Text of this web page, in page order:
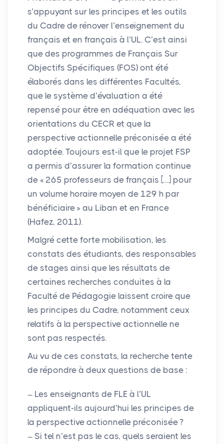
s’appuyant sur les principes et les outils
du Cadre de rénover l’enseignement du
français et en français à l’UL. C’est ainsi
que des programmes de Français Sur
Objectifs Spécifiques (FOS) ont été
élaborés dans les différentes Facultés,
que le système d’évaluation a été
repensé pour être en adéquation avec les
orientations du CECR et que la
perspective actionnelle préconisée a été
adoptée. Toujours est-il que le projet FSP
a permis d’assurer la formation continue
de « 265 professeurs de français […] pour
un volume horaire moyen de 129 h par
bénéficiaire » au Liban et en France
(Hafez, 2011).
Malgré cette forte mobilisation, les
constats des étudiants, des responsables
de stages ainsi que les résultats de
certaines recherches conduites à la
Faculté de Pédagogie laissent croire que
les principes du Cadre, notamment ceux
relatifs à la perspective actionnelle ne
sont pas respectés.
Au vu de ces constats, la recherche tente
de répondre à deux questions de base :
Les enseignants de FLE à l’UL
appliquent-ils aujourd’hui les principes de
la perspective actionnelle préconisée?
Si tel n’est pas le cas, quels seraient les